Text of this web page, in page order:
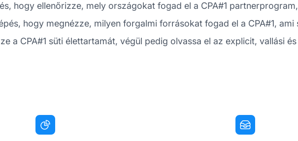
hogy ellenőrizze, mely országokat fogad el a CPA#1
hogy megnézze, milyen forgalmi forrásokat fogad el a CPA#1, ami
a CPA#1 süti élettartamát, végül pedig olvassa el az explicit, vallási